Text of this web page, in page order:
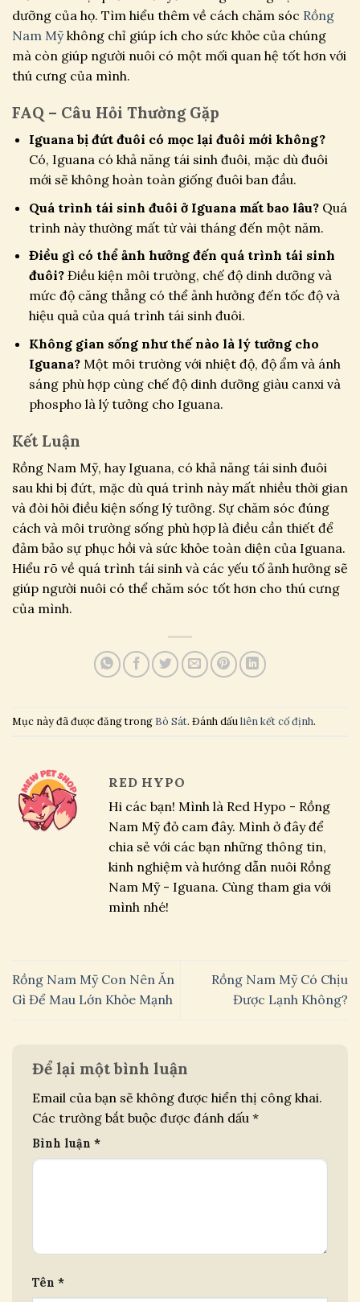
dưỡng của họ. Tìm hiểu thêm về cách chăm sóc Rồng
Nam Mỹkhông chỉ giúp ích cho sức khỏe của chúng
mà còn giúp người nuôi có một mối quan hệ tốt hơn với
thú cưng của mình.
FAQ – Câu Hỏi Thường Gặp
Iguana bị đứt đuôi có mọc lại đuôi mới không?
Có, Iguana có khả năng tái sinh đuôi, mặc dù đuôi
mới sẽ không hoàn toàn giống đuôi ban đầu.
Quá trình tái sinh đuôi ở Iguana mất bao lâu?Quá
trình này thường mất từ vài tháng đến một năm.
Điều gì có thể ảnh hưởng đến quá trình tái sinh
đuôi?Điều kiện môi trường, chế độ dinh dưỡng và
mức độ căng thẳng có thể ảnh hưởng đến tốc độ và
hiệu quả của quá trình tái sinh đuôi.
Không gian sống như thế nào là lý tưởng cho
Iguana?Một môi trường với nhiệt độ, độ ẩm và ánh
sáng phù hợp cùng chế độ dinh dưỡng giàu canxi và
phospho là lý tưởng cho Iguana.
Kết Luận
Rồng Nam Mỹ, hay Iguana, có khả năng tái sinh đuôi
sau khi bị đứt, mặc dù quá trình này mất nhiều thời gian
và đòi hỏi điều kiện sống lý tưởng. Sự chăm sóc đúng
cách và môi trường sống phù hợp là điều cần thiết để
đảm bảo sự phục hồi và sức khỏe toàn diện của Iguana.
Hiểu rõ về quá trình tái sinh và các yếu tố ảnh hưởng sẽ
giúp người nuôi có thể chăm sóc tốt hơn cho thú cưng
của mình.
Mục này đã được đăng trong Bò Sát. Đánh dấuliên kết cố định.
RED HYPO
Hi các bạn! Mình là Red Hypo - Rồng
Nam Mỹ đỏ cam đây. Mình ở đây để
chia sẻ với các bạn những thông tin,
kinh nghiệm và hướng dẫn nuôi Rồng
Nam Mỹ - Iguana. Cùng tham gia với
mình nhé!
Rồng Nam Mỹ Con Nên Ăn
Gì Để Mau Lớn Khỏe Mạnh
Rồng Nam Mỹ Có Chịu
Được Lạnh Không?
Để lại một bình luận
Email của bạn sẽ không được hiển thị công khai.
Các trường bắt buộc được đánh dấu *
Bình luận *
Tên *